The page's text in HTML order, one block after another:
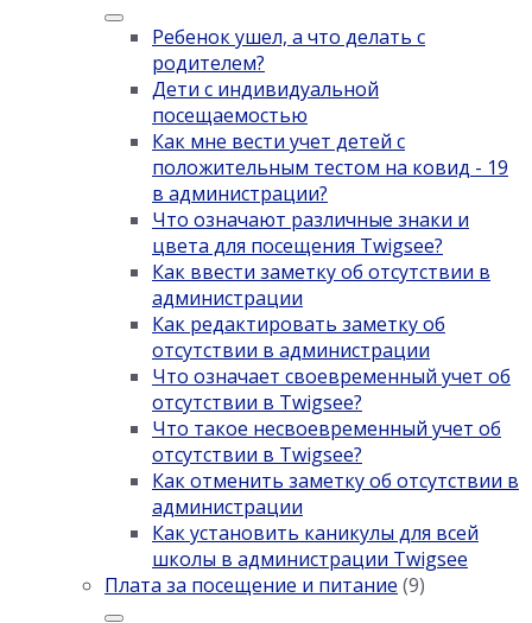
Ребенок ушел, а что делать с
родителем?
Дети с индивидуальной
посещаемостью
Как мне вести учет детей с
положительным тестом на ковид - 19
в администрации?
Что означают различные знаки и
цвета для посещения Twigsee?
Как ввести заметку об отсутствии в
администрации
Как редактировать заметку об
отсутствии в администрации
Что означает своевременный учет об
отсутствии в Twigsee?
Что такое несвоевременный учет об
отсутствии в Twigsee?
Как отменить заметку об отсутствии в
администрации
Как установить каникулы для всей
школы в администрации Twigsee
Плата за посещение и питание (9)